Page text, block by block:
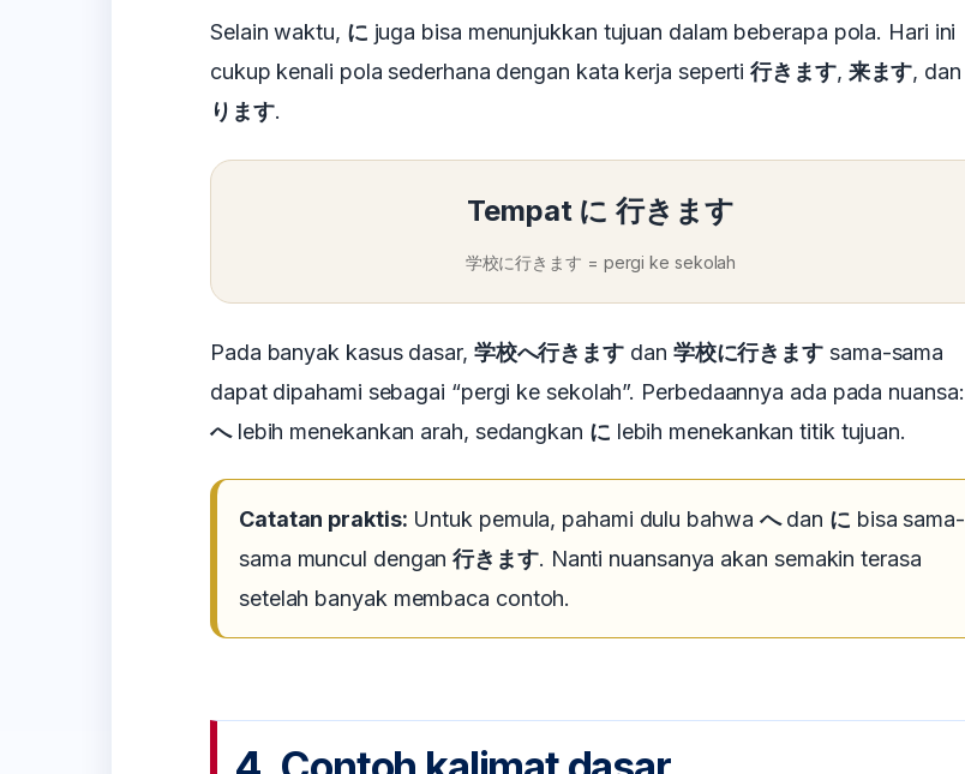
Selain waktu, に juga bisa menunjukkan tujuan dalam beberapa pola. Hari ini
cukup kenali pola sederhana dengan kata kerja seperti行きます, 来ます, dan
ります.
Tempat に 行きます
学校に行きます = pergi ke sekolah
Pada banyak kasus dasar, 学校へ行きます dan 学校に行きます sama-sama
dapat dipahami sebagai “pergi ke sekolah”. Perbedaannya ada pada nuansa:
へlebih menekankan arah, sedangkan に lebih menekankan titik tujuan.
Catatan praktis: Untuk pemula, pahami dulu bahwa へdan に bisa sama-
sama muncul dengan行きます. Nanti nuansanya akan semakin terasa
setelah banyak membaca contoh.